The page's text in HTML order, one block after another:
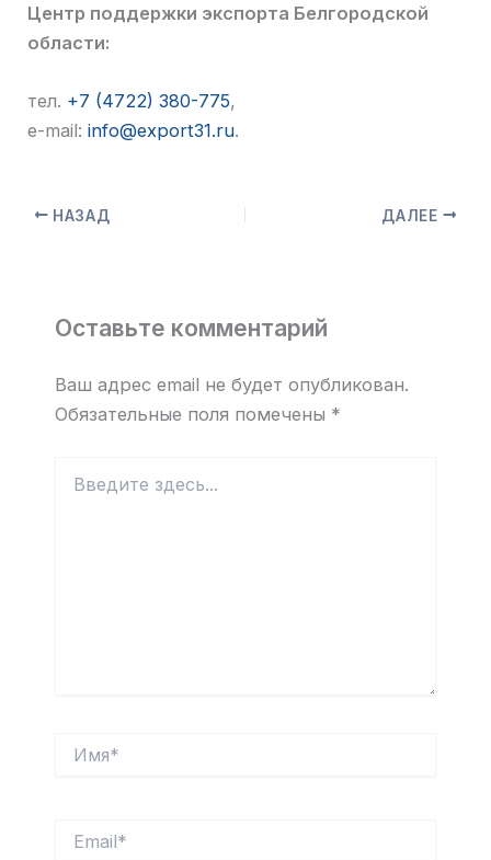
Центр поддержки экспорта Белгородской
области:
тел. +7 (4722) 380-775,
e-mail:info@export31.ru.
НАЗАД ДАЛЕЕ
Оставьте комментарий
Ваш адрес email не будет опубликован.
Обязательные поля помечены *
здесь...